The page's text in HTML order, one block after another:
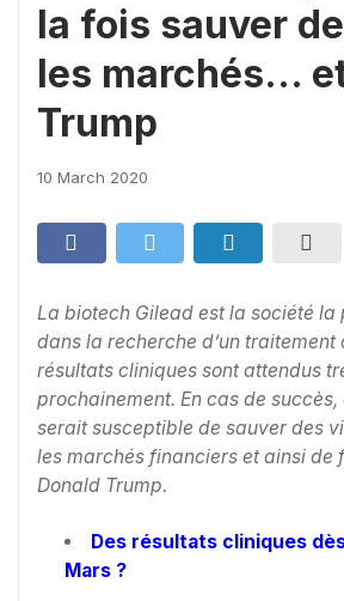
la fois sauver
les marchés…
Trump
10 March 2020
La biotech Gilead est la société la
dans la recherche d’un traitement
résultats cliniques sont attendus
prochainement. En cas de
serait susceptible de sauver des
les marchés financiers et ainsi de
Donald Trump.
Des résultats cliniques
Mars ?